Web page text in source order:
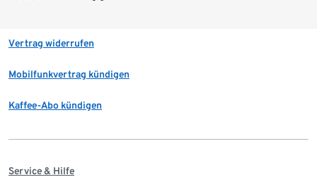
Vertrag widerrufen
Mobilfunkvertrag kündigen
Kaffee-Abo kündigen
Service & Hilfe